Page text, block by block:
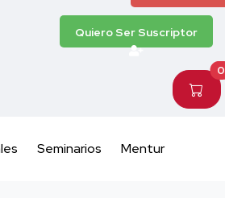
Quiero Ser Suscriptor
0
Seminarios Mentur